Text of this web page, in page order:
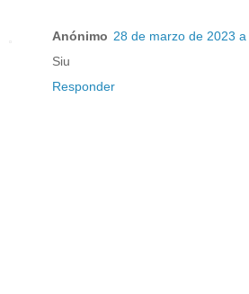
Anónimo 28 de marzo de 2023
Siu
Responder